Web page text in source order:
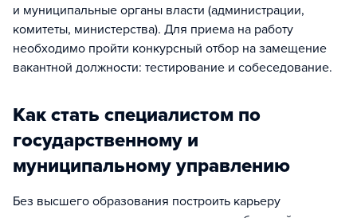
и муниципальные органы власти (администрации,
комитеты, министерства). Для приема на работу
необходимо пройти конкурсный отбор на замещение
вакантной должности: тестирование и собеседование.
Как стать специалистом по
государственному и
муниципальному управлению
Без высшего образования построить карьеру